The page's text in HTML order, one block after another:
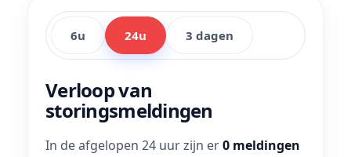
6u 24u 3 dagen
Verloop van
storingsmeldingen
In de afgelopen 24 uur zijn er0 meldingen